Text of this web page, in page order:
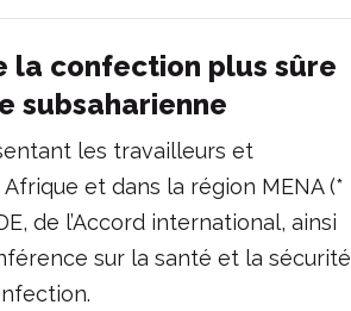
la confection plus sûre
subsaharienne
les travailleurs et
et dans la région MENA (*
de l’Accord international, ainsi
sur la santé et la sécurité